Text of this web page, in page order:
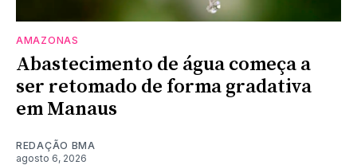
AMAZONAS
Abastecimento de água começa a
ser retomado de forma gradativa
em Manaus
REDAÇÃO BMA
agosto 6, 2026